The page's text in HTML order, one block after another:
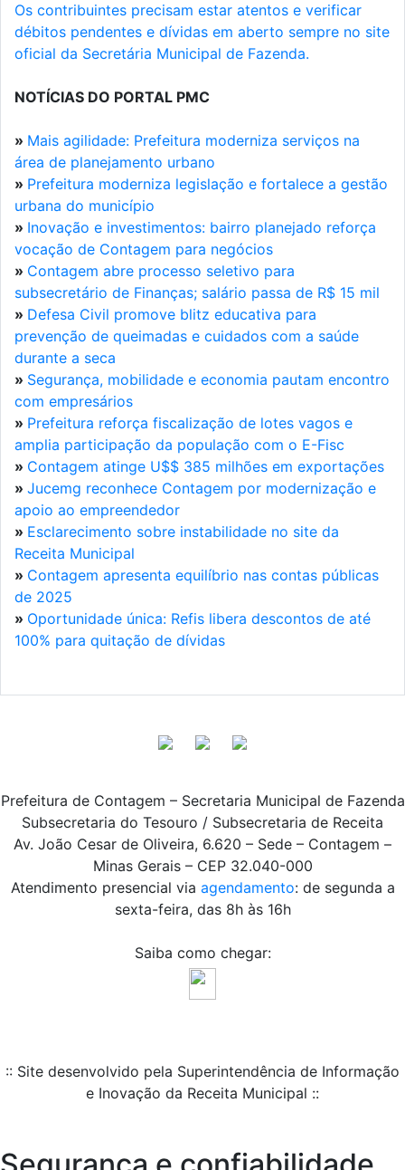
Os contribuintes precisam estar atentos e verificar
débitos pendentes e dívidas em aberto sempre no site
oficial da Secretária Municipal de Fazenda.
NOTÍCIAS DO PORTAL PMC
» Mais agilidade: Prefeitura moderniza serviços na
área de planejamento urbano
» Prefeitura moderniza legislação e fortalece a gestão
urbana do município
» Inovação e investimentos: bairro planejado reforça
vocação de Contagem para negócios
» Contagem abre processo seletivo para
subsecretário de Finanças; salário passa de R$ 15 mil
» Defesa Civil promove blitz educativa para
prevenção de queimadas e cuidados com a saúde
durante a seca
» Segurança, mobilidade e economia pautam encontro
com empresários
» Prefeitura reforça fiscalização de lotes vagos e
amplia participação da população com o E-Fisc
» Contagem atinge U$$ 385 milhões em exportações
» Jucemg reconhece Contagem por modernização e
apoio ao empreendedor
» Esclarecimento sobre instabilidade no site da
Receita Municipal
» Contagem apresenta equilíbrio nas contas públicas
de 2025
» Oportunidade única: Refis libera descontos de até
100% para quitação de dívidas
Prefeitura de Contagem – Secretaria Municipal de Fazenda
Subsecretaria do Tesouro / Subsecretaria de Receita
Av. João Cesar de Oliveira, 6.620 – Sede – Contagem –
Minas Gerais – CEP 32.040-000
Atendimento presencial via agendamento: de segunda a
sexta-feira, das 8h às 16h
Saiba como chegar:
:: Site desenvolvido pela Superintendência de Informação
e Inovação da Receita Municipal ::